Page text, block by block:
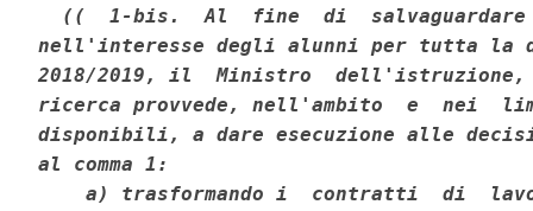
((  1-bis.  Al  fine  di
nell'interesse degli alunni per tutta la
2018/2019, il  Ministro
ricerca provvede, nell'ambito  e  nei
disponibili, a dare esecuzione alle
al comma 1:
a) trasformando i  contratti  di